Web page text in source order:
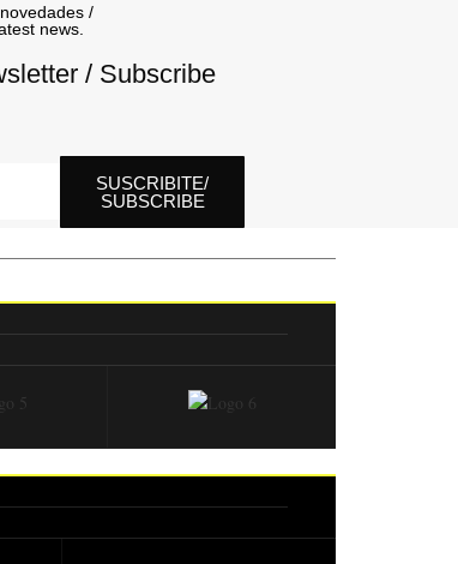
/
news.
/ Subscribe
SUSCRIBITE/
SUBSCRIBE